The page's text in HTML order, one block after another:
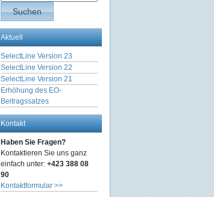
Suchen
Aktuell
SelectLine Version 23
SelectLine Version 22
SelectLine Version 21
Erhöhung des EO-
Beitragssatzes
Kontakt
Haben Sie Fragen?
Kontaktieren Sie uns ganz
einfach unter: +423 388 08
90
Kontaktformular >>